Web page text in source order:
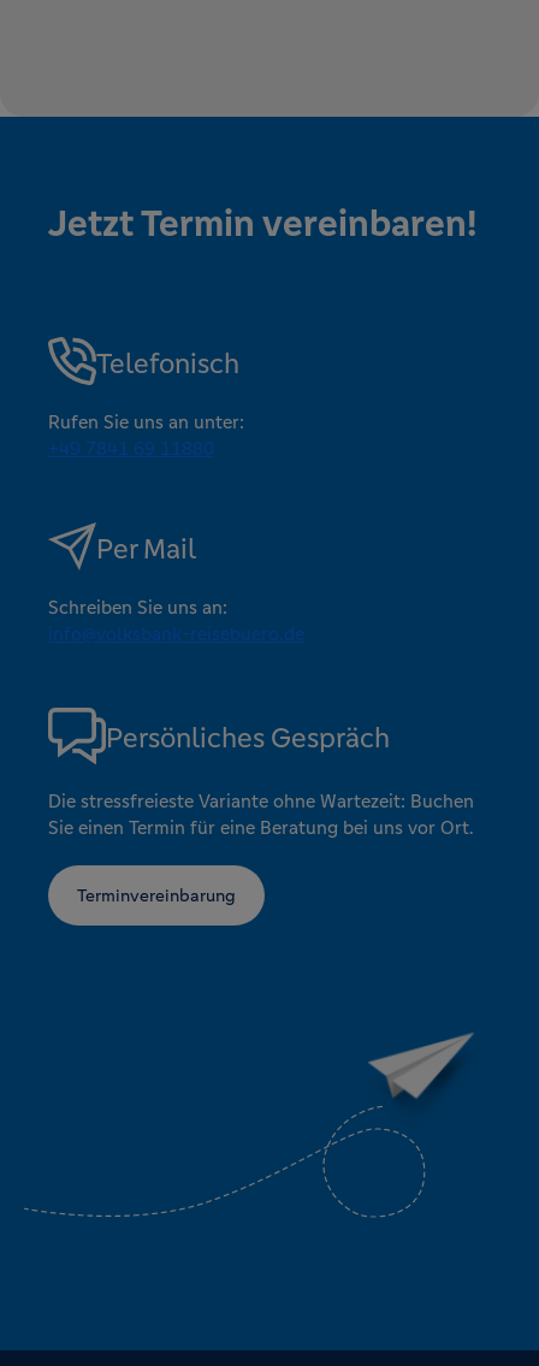
Jetzt Termin vereinbaren!
Telefonisch
Rufen Sie uns an unter:
+49 7841 69 11880
Per Mail
Schreiben Sie uns an:
info@volksbank-reisebuero.de
Persönliches Gespräch
Die stressfreieste Variante ohne Wartezeit: Buchen
Sie einen Termin für eine Beratung bei uns vor Ort.
Terminvereinbarung